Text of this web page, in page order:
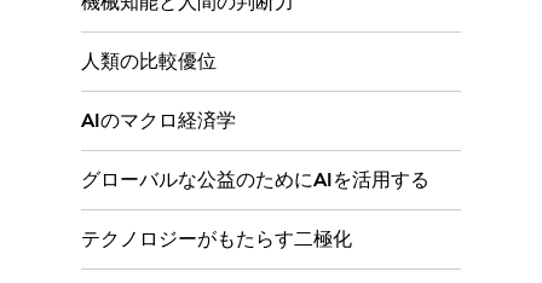
人類の比較優位
AIのマクロ経済学
グローバルな公益のためにAIを活用する
テクノロジーがもたらす二極化